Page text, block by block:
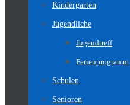
Kindergarten
Jugendliche
Jugendtreff
Ferienprogramm
Schulen
Senioren